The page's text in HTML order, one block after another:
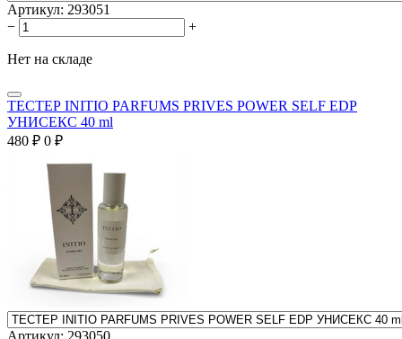
Артикул: 293051
−
+
Нет на складе
ТЕСТЕР INITIO PARFUMS PRIVES POWER SELF EDP
УНИСЕКС 40 ml
480 ₽ 0 ₽
Артикул: 293050